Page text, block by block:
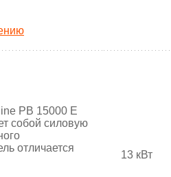
PB 15000 E
собой силовую
отличается
13 кВт